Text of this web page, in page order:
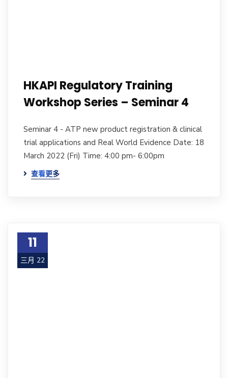
HKAPI Regulatory Training
Workshop Series – Seminar 4
Seminar 4 - ATP new product registration & clinical
trial applications and Real World Evidence Date: 18
March 2022 (Fri) Time: 4:00 pm- 6:00pm
查看更多
11
三月 22